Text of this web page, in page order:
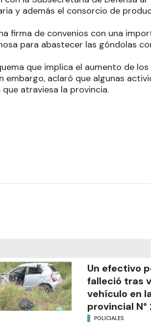
y además el consorcio de
firma de convenios con una
para abastecer las góndolas
que implica el aumento de los
embargo, aclaró que algunas
atraviesa la provincia.
Un efectivo
falleció tras
vehículo en
provincial N°
POLICIALES